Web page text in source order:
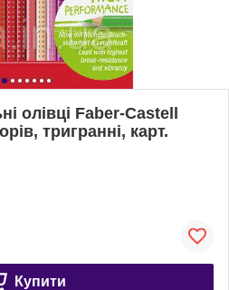
олівці Faber-Castell
тригранні, карт.
Купити